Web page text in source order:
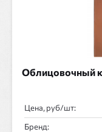
Облицовочный
Цена, руб/ :
Бренд: